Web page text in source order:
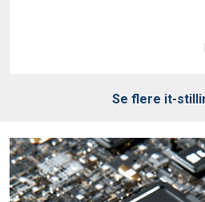
Se flere it-